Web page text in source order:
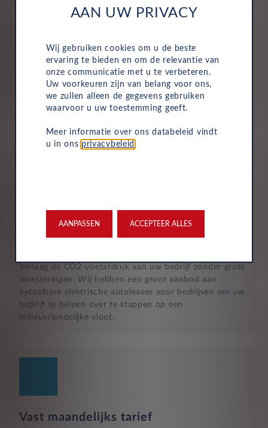
Geen investering of aanbetaling nodig
Bij zakelijke lease is de leasemaatschappij eigenaar van
loopt uw bedrijf geen waarderisico en krijgt u niet te
maken met onverwachte rekeningen.
Verlaag de CO2-voetafdruk van uw bedrijf zonder grote
investeringen. Wij hebben een groot aanbod aan
betaalbare elektrische autoleases voor bedrijven om uw
bedrijf te helpen over te stappen op een
milieuvriendelijke vloot.
Vast maandelijks tarief
AAN UW PRIVACY
Wij gebruiken cookies om u de beste
ervaring te bieden en om de relevantie van
onze communicatie met u te verbeteren.
Uw voorkeuren zijn van belang voor ons,
we zullen alleen de gegevens gebruiken
waarvoor u uw toestemming geeft.
Meer informatie over ons databeleid vindt
u in ons privacybeleid
AANPASSEN ACCEPTEER ALLES